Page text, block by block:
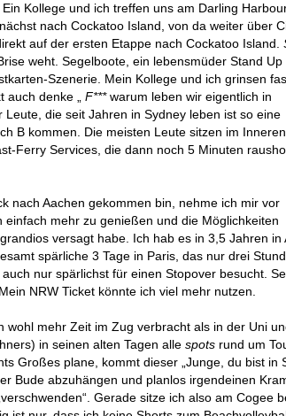
Kollege und ich treffen uns am Darling
nach Cockatoo Island, von da weiter über
auf der ersten Etappe nach Cockatoo Island.
weht. Segelboote, ein lebensmüder Stand Up
Szenerie. Mein Kollege und ich grinsen
denke „ F***warum leben wir eigentlich in
die seit Jahren in Sydney leben ist so eine
B kommen. Die meisten Leute sitzen im
Ferry Services, die dann noch 5 Minuten
nach Aachen gekommen bin, nehme ich mir vor
mehr zu genießen und die Möglichkeiten
versagt habe. Ich hab es in 3,5 Jahren in
spärliche 3 Tage in Paris, das nur drei
nur spärlichst für einen Stopover besucht.
NRW Ticket könnte ich viel mehr nutzen.
wohl mehr Zeit im Zug verbracht als in der Uni
in seinen alten Tagen alle spots rund um
Großes plane, kommt dieser „Junge, du bist in
Bude abzuhängen und planlos irgendeinen
Gerade sitze ich also am Cogee